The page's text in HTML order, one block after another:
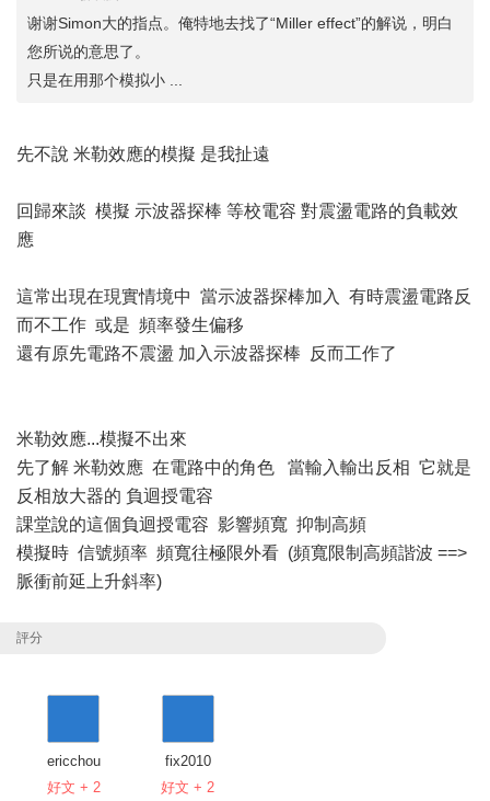
谢谢Simon大的指点。俺特地去找了“Miller effect”的解说，明白
您所说的意思了。
只是在用那个模拟小 ...
先不說 米勒效應的模擬 是我扯遠
回歸來談 模擬 示波器探棒 等校電容 對震盪電路的負載效
應
這常出現在現實情境中 當示波器探棒加入 有時震盪電路反
而不工作 或是 頻率發生偏移
還有原先電路不震盪 加入示波器探棒 反而工作了
米勒效應...模擬不出來
先了解 米勒效應 在電路中的角色 當輸入輸出反相 它就是
反相放大器的 負迴授電容
課堂說的這個負迴授電容 影響頻寬 抑制高頻
模擬時 信號頻率 頻寬往極限外看 (頻寬限制高頻諧波 ==>
脈衝前延上升斜率)
評分
ericchou
好文 + 2
fix2010
好文 + 2